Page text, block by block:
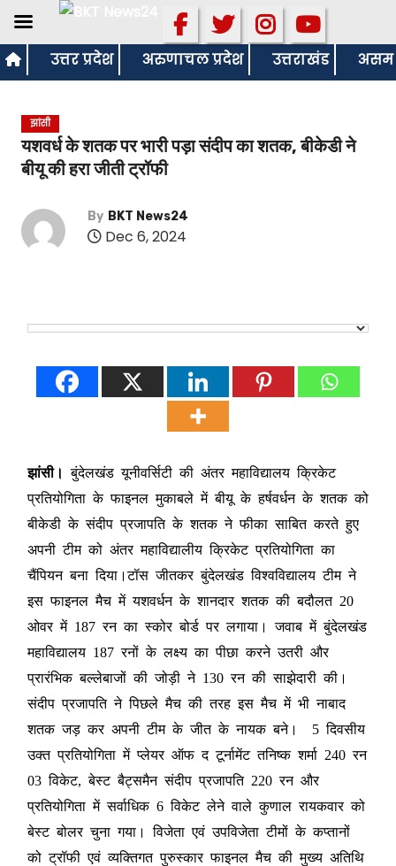
S
k
उत्तर प्रदेश अरुणाचल प्रदेश उत्तराखंड असम
झांसी
यशवर्ध के शतक पर भारी पड़ा संदीप का शतक, बीकेडी ने
बीयू की हरा जीती ट्रॉफी
By BKT News24
Dec 6, 2024
झांसी। बुंदेलखंड यूनीवर्सिटी की अंतर महाविद्यालय क्रिकेट
प्रतियोगिता के फाइनल मुकाबले में बीयू के हर्षवर्धन के शतक को
बीकेडी के संदीप प्रजापति के शतक ने फीका साबित करते हुए
अपनी टीम को अंतर महाविद्यालीय क्रिकेट प्रतियोगिता का
चैंपियन बना दिया।टॉस जीतकर बुंदेलखंड विश्वविद्यालय टीम ने
इस फाइनल मैच में यशवर्धन के शानदार शतक की बदौलत 20
ओवर में 187 रन का स्कोर बोर्ड पर लगाया। जवाब में बुंदेलखंड
महाविद्यालय 187 रनों के लक्ष्य का पीछा करने उतरी और
प्रारंभिक बल्लेबाजों की जोड़ी ने 130 रन की साझेदारी की।
संदीप प्रजापति ने पिछले मैच की तरह इस मैच में भी नाबाद
शतक जड़ कर अपनी टीम के जीत के नायक बने। 5 दिवसीय
उक्त प्रतियोगिता में प्लेयर ऑफ द टूर्नामेंट तनिष्क शर्मा 240 रन
03 विकेट, बेस्ट बैट्समैन संदीप प्रजापति 220 रन और
प्रतियोगिता में सर्वाधिक 6 विकेट लेने वाले कुणाल रायकवार को
बेस्ट बोलर चुना गया। विजेता एवं उपविजेता टीमों के कप्तानों
को ट्रॉफी एवं व्यक्तिगत पुरुस्कार फाइनल मैच की मुख्य अतिथि